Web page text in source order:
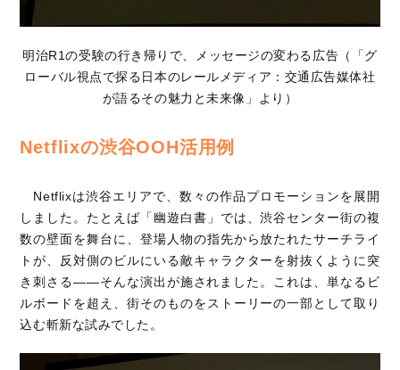
明治R1の受験の行き帰りで、メッセージの変わる広告（「グ
ローバル視点で探る日本のレールメディア：交通広告媒体社
が語るその魅力と未来像」より）
Netflixの渋谷OOH活用例
Netflixは渋谷エリアで、数々の作品プロモーションを展開
しました。たとえば「幽遊白書」では、渋谷センター街の複
数の壁面を舞台に、登場人物の指先から放たれたサーチライ
トが、反対側のビルにいる敵キャラクターを射抜くように突
き刺さる――そんな演出が施されました。これは、単なるビ
ルボードを超え、街そのものをストーリーの一部として取り
込む斬新な試みでした。